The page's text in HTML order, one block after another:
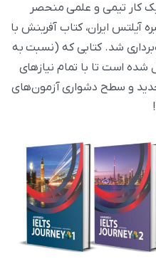
کار تیمی و علمی منحصر
آیلتس ایران، کتاب آفرینش با
شد. کتابی که (نسبت به
است تا با تمام نیازهای
و سطح دشواری آزمون‌های